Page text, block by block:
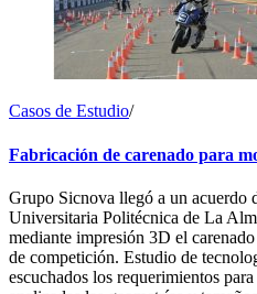
Casos de Estudio/
Fabricación de carenado para
Grupo Sicnova llegó a un acuerdo
Universitaria Politécnica de La
mediante impresión 3D el
de competición. Estudio de
escuchados los requerimientos